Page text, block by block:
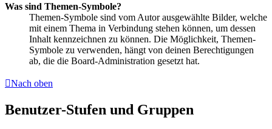
Was sind Themen-Symbole?
Themen-Symbole sind vom Autor ausgewählte Bilder, welche
mit einem Thema in Verbindung stehen können, um dessen
Inhalt kennzeichnen zu können. Die Möglichkeit, Themen-
Symbole zu verwenden, hängt von deinen Berechtigungen
ab, die die Board-Administration gesetzt hat.
Nach oben
Benutzer-Stufen und Gruppen